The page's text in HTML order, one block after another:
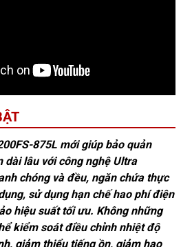
875L mới giúp bảo quản
dài lâu với công nghệ Ultra
chóng và đều, ngăn chứa thực
sử dụng hạn chế hao phí điện
hiệu suất tối ưu. Không những
kiểm soát điều chỉnh nhiệt độ
giảm thiểu tiếng ồn, giảm hao